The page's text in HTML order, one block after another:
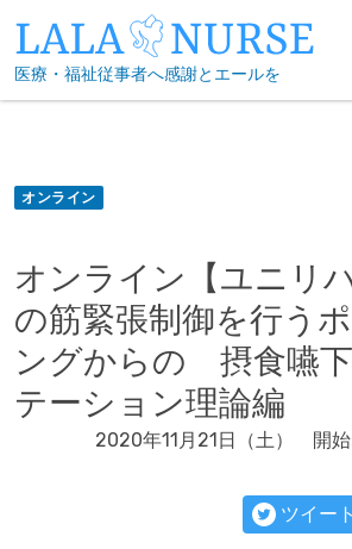
to
content
医療・福祉従事者へ感謝とエールを
オンライン
オンライン【ユニリ
の筋緊張制御を行う
ングからの 摂食嚥
テーション理論編
2020年11月21日（土） 開始
ツイート